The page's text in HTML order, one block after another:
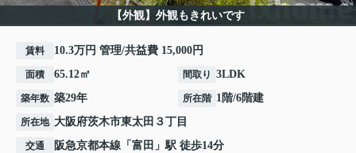
【外観】外観もきれいです
賃料 10.3万円 管理/共益費 15,000円
面積 65.12㎡ 間取り 3LDK
築年数 築29年 所在階 1階/6階建
所在地 大阪府茨木市東太田 ３丁目
交通 阪急京都本線 「 富田 」駅 徒歩14分